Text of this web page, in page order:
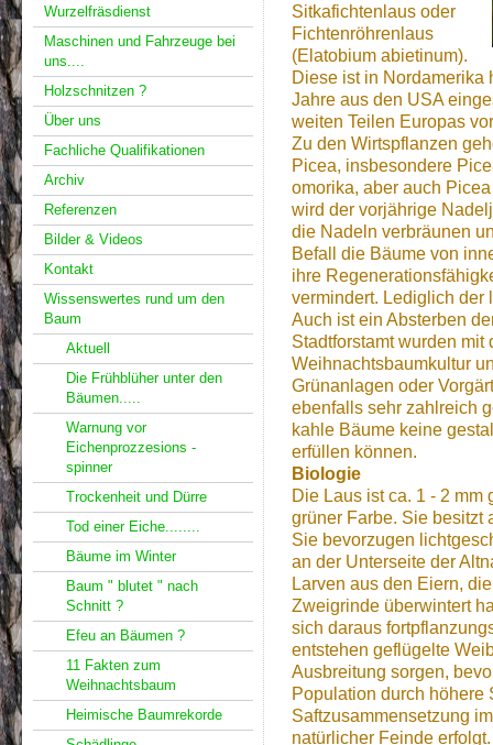
Wurzelfräsdienst
Maschinen und Fahrzeuge bei
uns....
Holzschnitzen ?
Über uns
Fachliche Qualifikationen
Archiv
Referenzen
Bilder & Videos
Kontakt
Wissenswertes rund um den
Baum
Aktuell
Die Frühblüher unter den
Bäumen.....
Warnung vor
Eichenprozzesions -
spinner
Trockenheit und Dürre
Tod einer Eiche........
Bäume im Winter
Baum " blutet " nach
Schnitt ?
Efeu an Bäumen ?
11 Fakten zum
Weihnachtsbaum
Heimische Baumrekorde
Sitkafichtenlaus oder
Fichtenröhrenlaus
(Elatobium abietinum).
Diese ist in Nordamerika
Jahre aus den USA
weiten Teilen Europas
Zu den Wirtspflanzen
Picea, insbesondere
omorika, aber auch
wird der vorjährige
die Nadeln verbräunen
Befall die Bäume von
ihre
vermindert. Lediglich der
Auch ist ein Absterben
Stadtforstamt wurden mit
Weihnachtsbaumkultur
Grünanlagen oder
ebenfalls sehr zahlreich
kahle Bäume keine
erfüllen können.
Biologie
Die Laus ist ca. 1 - 2 mm
grüner Farbe. Sie besitzt
Sie bevorzugen
an der Unterseite der
Larven aus den Eiern,
Zweigrinde überwintert
sich daraus
entstehen geflügelte
Ausbreitung sorgen,
Population durch höhere
Saftzusammensetzung
natürlicher Feinde